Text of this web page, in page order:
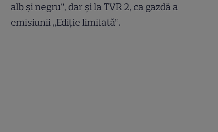
alb şi negru”, dar și la TVR 2, ca gazdă a
emisiunii „Ediție limitată”.